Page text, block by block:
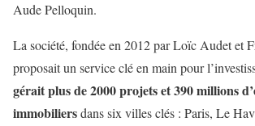
Aude Pelloquin.
La société, fondée en 2012 par Loïc Audet et
proposait un service clé en main pour
gérait plus de 2000 projets et 390 millions
immobiliersdans six villes clés : Paris, Le